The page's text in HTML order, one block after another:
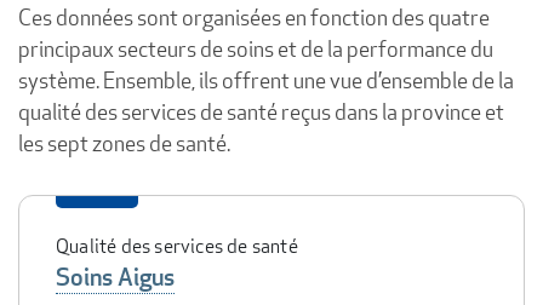
Ces données sont organisées en fonction des quatre
principaux secteurs de soins et de la performance du
système. Ensemble, ils offrent une vue d’ensemble de la
qualité des services de santé reçus dans la province et
les sept zones de santé.
Qualité des services de santé
Soins Aigus